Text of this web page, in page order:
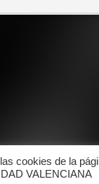
cookies de la
VALENCIANA